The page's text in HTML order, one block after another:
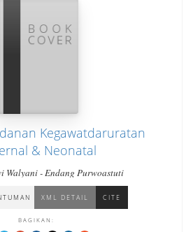
Kegawatdaruratan
& Neonatal
Walyani - Endang Purwoastuti
XML DETAIL CITE
BAGIKAN: